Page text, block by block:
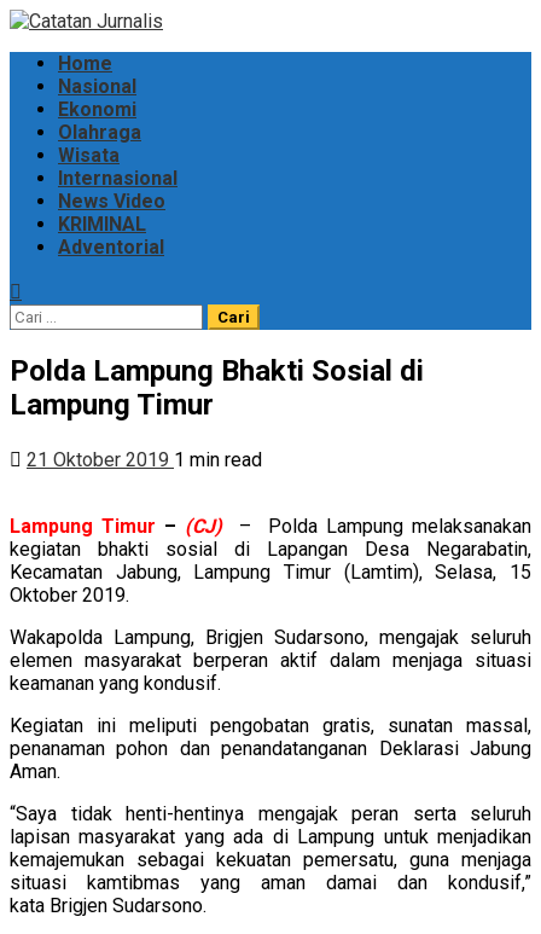
Skip
content
Primary
Menu
Home
Nasional
Ekonomi
Olahraga
Wisata
Internasional
News Video
KRIMINAL
Adventorial
Cari
untuk:
Polda Lampung Bhakti Sosial di
Lampung Timur
21 Oktober 2019 1 min read
Lampung Timur – (CJ)– Polda Lampung melaksanakan
kegiatan bhakti sosial di Lapangan Desa Negarabatin,
Kecamatan Jabung, Lampung Timur (Lamtim), Selasa, 15
Oktober 2019.
Wakapolda Lampung, Brigjen Sudarsono, mengajak seluruh
elemen masyarakat berperan aktif dalam menjaga situasi
keamanan yang kondusif.
Kegiatan ini meliputi pengobatan gratis, sunatan massal,
penanaman pohon dan penandatanganan Deklarasi Jabung
Aman.
“Saya tidak henti-hentinya mengajak peran serta seluruh
lapisan masyarakat yang ada di Lampung untuk menjadikan
kemajemukan sebagai kekuatan pemersatu, guna menjaga
situasi kamtibmas yang aman damai dan kondusif,”
kata Brigjen Sudarsono.